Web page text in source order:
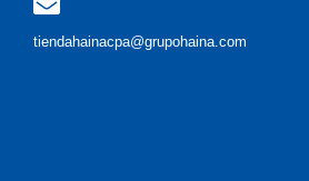
tiendahainacpa@grupohaina.com